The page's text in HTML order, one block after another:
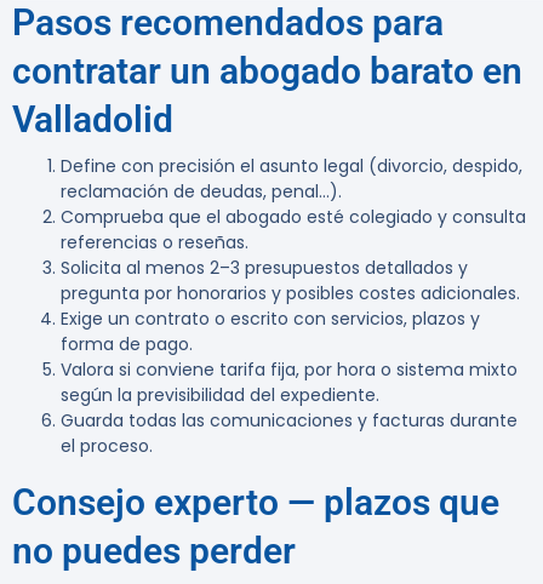
Pasos recomendados para
contratar un abogado barato en
Valladolid
Define con precisión el asunto legal (divorcio, despido,
reclamación de deudas, penal…).
Comprueba que el abogado esté colegiado y consulta
referencias o reseñas.
Solicita al menos 2–3 presupuestos detallados y
pregunta por honorarios y posibles costes adicionales.
Exige un contrato o escrito con servicios, plazos y
forma de pago.
Valora si conviene tarifa fija, por hora o sistema mixto
según la previsibilidad del expediente.
Guarda todas las comunicaciones y facturas durante
el proceso.
Consejo experto — plazos que
no puedes perder